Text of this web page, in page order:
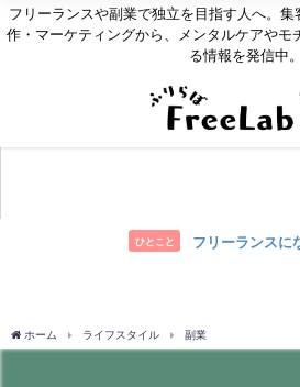
フリーランスや副業で独立を目指す人へ。集
作・マーケティングから、メンタルケアやモ
る情報を発信中。
ひとこと フリーランスに
ホーム ライフスタイル 副業